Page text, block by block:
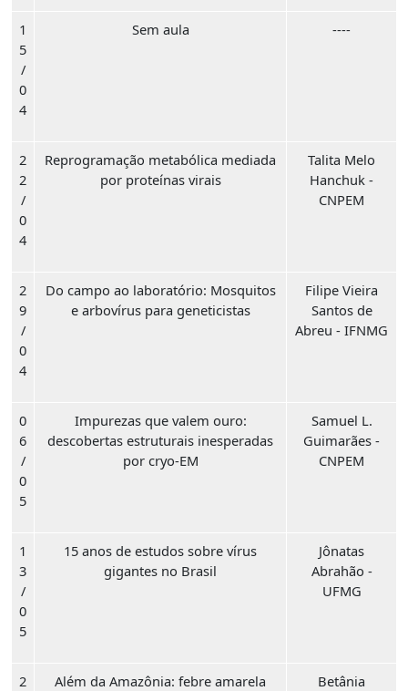
1
5
/
0
4
Sem aula ----
2
2
/
0
4
Reprogramação metabólica mediada
por proteínas virais
Talita Melo
Hanchuk -
CNPEM
2
9
/
0
4
Do campo ao laboratório: Mosquitos
e arbovírus para geneticistas
Filipe Vieira
Santos de
Abreu - IFNMG
0
6
/
0
5
Impurezas que valem ouro:
descobertas estruturais inesperadas
por cryo-EM
Samuel L.
Guimarães -
CNPEM
1
3
/
0
5
15 anos de estudos sobre vírus
gigantes no Brasil
Jônatas
Abrahão -
UFMG
2
Além da Amazônia: febre amarela
Betânia